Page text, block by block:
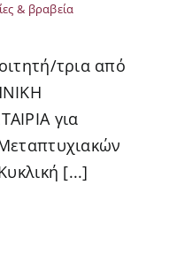
& βραβεία
τρια από
για
[...]